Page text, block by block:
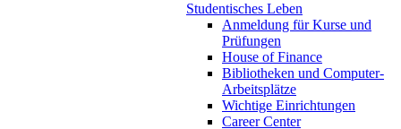
Studentisches Leben
Anmeldung für Kurse und
Prüfungen
House of Finance
Bibliotheken und Computer-
Arbeitsplätze
Wichtige Einrichtungen
Career Center